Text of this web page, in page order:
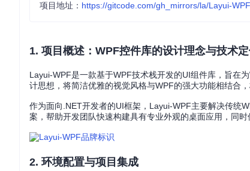
项目地址： https://gitcode.com/gh_mirrors/la/Layui-WPF
1. 项目概述：WPF控件库的设计理念与技术
Layui-WPF是一款基于WPF技术栈开发的UI组件库，旨在
计思想，将简洁优雅的视觉风格与WPF的强大功能相结合
作为面向.NET开发者的UI框架，Layui-WPF主要解决传统
案，帮助开发团队快速构建具有专业外观的桌面应用，同
2. 环境配置与项目集成